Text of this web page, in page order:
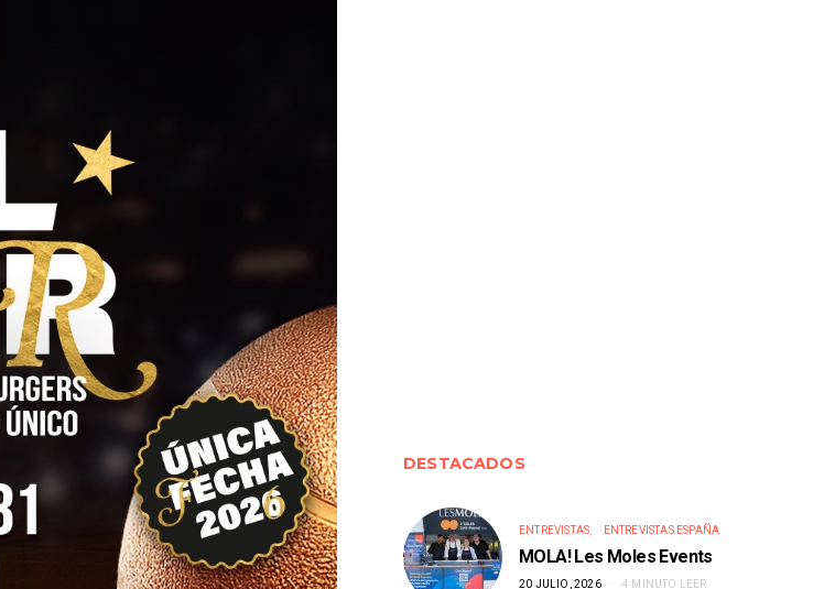
DESTACADOS
ENTREVISTAS ENTREVISTAS ESPAÑA
MOLA! Les Moles Events
20 JULIO, 2026 4 MINUTO LEER